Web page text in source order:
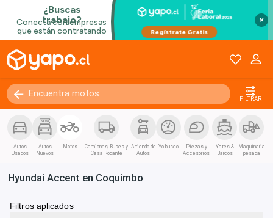
×
FILTRAR
Autos
Usados
Autos
Nuevos
Motos
Camiones, Buses y
Casa Rodante
Arriendo de
Autos
Yo busco
Piezas y
Accesorios
Yates &
Barcos
Maquinaria
pesada
Hyundai Accent en Coquimbo
Filtros aplicados